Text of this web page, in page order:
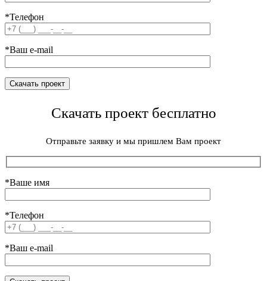
*Телефон
*Ваш e-mail
Скачать проект бесплатно
Отправьте заявку и мы пришлем Вам проект
*Ваше имя
*Телефон
*Ваш e-mail